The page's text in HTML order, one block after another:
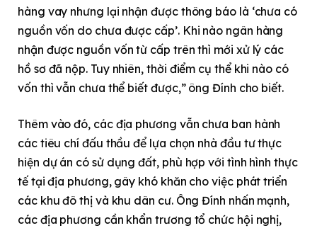
hàng vay nhưng lại nhận được thông báo là ‘chưa có
nguồn vốn do chưa được cấp’. Khi nào ngân hàng
nhận được nguồn vốn từ cấp trên thì mới xử lý các
hồ sơ đã nộp. Tuy nhiên, thời điểm cụ thể khi nào có
vốn thì vẫn chưa thể biết được,” ông Đính cho biết.
Thêm vào đó, các địa phương vẫn chưa ban hành
các tiêu chí đấu thầu để lựa chọn nhà đầu tư thực
hiện dự án có sử dụng đất, phù hợp với tình hình thực
tế tại địa phương, gây khó khăn cho việc phát triển
các khu đô thị và khu dân cư. Ông Đính nhấn mạnh,
các địa phương cần khẩn trương tổ chức hội nghị,